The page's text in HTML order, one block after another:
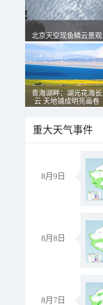
北京天空现鱼鳞云景观
青海湖畔：湖光花海长
云 天地铺成明亮画卷
重大天气事件
8月9日
8月8日
8月7日